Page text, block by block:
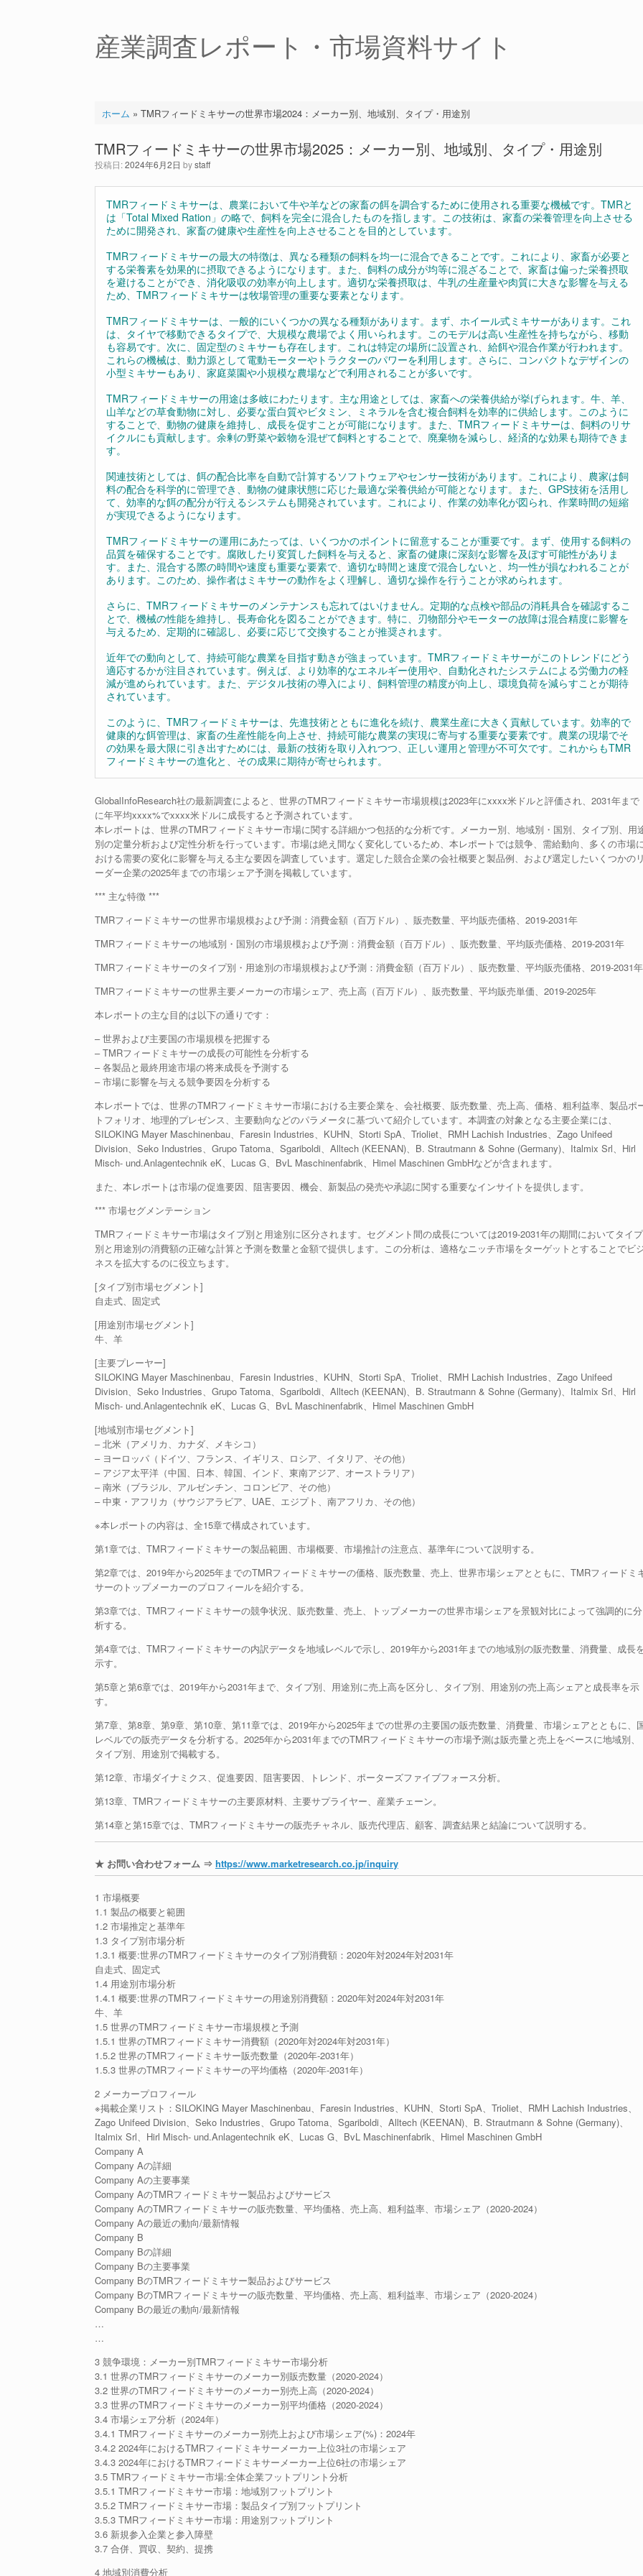
産業調査レポート・市場資料サイト
ホーム » TMRフィードミキサーの世界市場2024：メーカー別、地域別、タイプ・用途別
TMRフィードミキサーの世界市場2025：メーカー別、地域別、タイプ・用途別
投稿日:2024年6月2日 bystaff
TMRフィードミキサーは、農業において牛や羊などの家畜の餌を調合するために使用される重要な機械です。TMRと
は「Total Mixed Ration」の略で、飼料を完全に混合したものを指します。この技術は、家畜の栄養管理を向上させる
ために開発され、家畜の健康や生産性を向上させることを目的としています。
TMRフィードミキサーの最大の特徴は、異なる種類の飼料を均一に混合できることです。これにより、家畜が必要と
する栄養素を効果的に摂取できるようになります。また、飼料の成分が均等に混ざることで、家畜は偏った栄養摂取
を避けることができ、消化吸収の効率が向上します。適切な栄養摂取は、牛乳の生産量や肉質に大きな影響を与える
ため、TMRフィードミキサーは牧場管理の重要な要素となります。
TMRフィードミキサーは、一般的にいくつかの異なる種類があります。まず、ホイール式ミキサーがあります。これ
は、タイヤで移動できるタイプで、大規模な農場でよく用いられます。このモデルは高い生産性を持ちながら、移動
も容易です。次に、固定型のミキサーも存在します。これは特定の場所に設置され、給餌や混合作業が行われます。
これらの機械は、動力源として電動モーターやトラクターのパワーを利用します。さらに、コンパクトなデザインの
小型ミキサーもあり、家庭菜園や小規模な農場などで利用されることが多いです。
TMRフィードミキサーの用途は多岐にわたります。主な用途としては、家畜への栄養供給が挙げられます。牛、羊、
山羊などの草食動物に対し、必要な蛋白質やビタミン、ミネラルを含む複合飼料を効率的に供給します。このように
することで、動物の健康を維持し、成長を促すことが可能になります。また、TMRフィードミキサーは、飼料のリサ
イクルにも貢献します。余剰の野菜や穀物を混ぜて飼料とすることで、廃棄物を減らし、経済的な効果も期待できま
す。
関連技術としては、餌の配合比率を自動で計算するソフトウェアやセンサー技術があります。これにより、農家は飼
料の配合を科学的に管理でき、動物の健康状態に応じた最適な栄養供給が可能となります。また、GPS技術を活用し
て、効率的な餌の配分が行えるシステムも開発されています。これにより、作業の効率化が図られ、作業時間の短縮
が実現できるようになります。
TMRフィードミキサーの運用にあたっては、いくつかのポイントに留意することが重要です。まず、使用する飼料の
品質を確保することです。腐敗したり変質した飼料を与えると、家畜の健康に深刻な影響を及ぼす可能性がありま
す。また、混合する際の時間や速度も重要な要素で、適切な時間と速度で混合しないと、均一性が損なわれることが
あります。このため、操作者はミキサーの動作をよく理解し、適切な操作を行うことが求められます。
さらに、TMRフィードミキサーのメンテナンスも忘れてはいけません。定期的な点検や部品の消耗具合を確認するこ
とで、機械の性能を維持し、長寿命化を図ることができます。特に、刃物部分やモーターの故障は混合精度に影響を
与えるため、定期的に確認し、必要に応じて交換することが推奨されます。
近年での動向として、持続可能な農業を目指す動きが強まっています。TMRフィードミキサーがこのトレンドにどう
適応するかが注目されています。例えば、より効率的なエネルギー使用や、自動化されたシステムによる労働力の軽
減が進められています。また、デジタル技術の導入により、飼料管理の精度が向上し、環境負荷を減らすことが期待
されています。
このように、TMRフィードミキサーは、先進技術とともに進化を続け、農業生産に大きく貢献しています。効率的で
健康的な餌管理は、家畜の生産性能を向上させ、持続可能な農業の実現に寄与する重要な要素です。農業の現場でそ
の効果を最大限に引き出すためには、最新の技術を取り入れつつ、正しい運用と管理が不可欠です。これからもTMR
フィードミキサーの進化と、その成果に期待が寄せられます。
GlobalInfoResearch社の最新調査によると、世界のTMRフィードミキサー市場規模は2023年にxxxx米ドルと評価され、2031年まで
に年平均xxxx%でxxxx米ドルに成長すると予測されています。
本レポートは、世界のTMRフィードミキサー市場に関する詳細かつ包括的な分析です。メーカー別、地域別・国別、タイプ別、用
別の定量分析および定性分析を行っています。市場は絶え間なく変化しているため、本レポートでは競争、需給動向、多くの市場
おける需要の変化に影響を与える主な要因を調査しています。選定した競合企業の会社概要と製品例、および選定したいくつかの
ーダー企業の2025年までの市場シェア予測を掲載しています。
*** 主な特徴 ***
TMRフィードミキサーの世界市場規模および予測：消費金額（百万ドル）、販売数量、平均販売価格、2019-2031年
TMRフィードミキサーの地域別・国別の市場規模および予測：消費金額（百万ドル）、販売数量、平均販売価格、2019-2031年
TMRフィードミキサーのタイプ別・用途別の市場規模および予測：消費金額（百万ドル）、販売数量、平均販売価格、2019-2031年
TMRフィードミキサーの世界主要メーカーの市場シェア、売上高（百万ドル）、販売数量、平均販売単価、2019-2025年
本レポートの主な目的は以下の通りです：
– 世界および主要国の市場規模を把握する
– TMRフィードミキサーの成長の可能性を分析する
– 各製品と最終用途市場の将来成長を予測する
– 市場に影響を与える競争要因を分析する
本レポートでは、世界のTMRフィードミキサー市場における主要企業を、会社概要、販売数量、売上高、価格、粗利益率、製品ポ
トフォリオ、地理的プレゼンス、主要動向などのパラメータに基づいて紹介しています。本調査の対象となる主要企業には、
SILOKING Mayer Maschinenbau、Faresin Industries、KUHN、Storti SpA、Trioliet、RMH Lachish Industries、Zago Unifeed
Division、Seko Industries、Grupo Tatoma、Sgariboldi、Alltech (KEENAN)、B. Strautmann & Sohne (Germany)、Italmix Srl、Hirl
Misch- und.Anlagentechnik eK、Lucas G、BvL Maschinenfabrik、Himel Maschinen GmbHなどが含まれます。
また、本レポートは市場の促進要因、阻害要因、機会、新製品の発売や承認に関する重要なインサイトを提供します。
*** 市場セグメンテーション
TMRフィードミキサー市場はタイプ別と用途別に区分されます。セグメント間の成長については2019-2031年の期間においてタイプ
別と用途別の消費額の正確な計算と予測を数量と金額で提供します。この分析は、適格なニッチ市場をターゲットとすることでビ
ネスを拡大するのに役立ちます。
[タイプ別市場セグメント]
自走式、固定式
[用途別市場セグメント]
牛、羊
[主要プレーヤー]
SILOKING Mayer Maschinenbau、Faresin Industries、KUHN、Storti SpA、Trioliet、RMH Lachish Industries、Zago Unifeed
Division、Seko Industries、Grupo Tatoma、Sgariboldi、Alltech (KEENAN)、B. Strautmann & Sohne (Germany)、Italmix Srl、Hirl
Misch- und.Anlagentechnik eK、Lucas G、BvL Maschinenfabrik、Himel Maschinen GmbH
[地域別市場セグメント]
– 北米（アメリカ、カナダ、メキシコ）
– ヨーロッパ（ドイツ、フランス、イギリス、ロシア、イタリア、その他）
– アジア太平洋（中国、日本、韓国、インド、東南アジア、オーストラリア）
– 南米（ブラジル、アルゼンチン、コロンビア、その他）
– 中東・アフリカ（サウジアラビア、UAE、エジプト、南アフリカ、その他）
※本レポートの内容は、全15章で構成されています。
第1章では、TMRフィードミキサーの製品範囲、市場概要、市場推計の注意点、基準年について説明する。
第2章では、2019年から2025年までのTMRフィードミキサーの価格、販売数量、売上、世界市場シェアとともに、TMRフィードミ
サーのトップメーカーのプロフィールを紹介する。
第3章では、TMRフィードミキサーの競争状況、販売数量、売上、トップメーカーの世界市場シェアを景観対比によって強調的に分
析する。
第4章では、TMRフィードミキサーの内訳データを地域レベルで示し、2019年から2031年までの地域別の販売数量、消費量、成長
示す。
第5章と第6章では、2019年から2031年まで、タイプ別、用途別に売上高を区分し、タイプ別、用途別の売上高シェアと成長率を示
す。
第7章、第8章、第9章、第10章、第11章では、2019年から2025年までの世界の主要国の販売数量、消費量、市場シェアとともに、
レベルでの販売データを分析する。2025年から2031年までのTMRフィードミキサーの市場予測は販売量と売上をベースに地域別、
タイプ別、用途別で掲載する。
第12章、市場ダイナミクス、促進要因、阻害要因、トレンド、ポーターズファイブフォース分析。
第13章、TMRフィードミキサーの主要原材料、主要サプライヤー、産業チェーン。
第14章と第15章では、TMRフィードミキサーの販売チャネル、販売代理店、顧客、調査結果と結論について説明する。
★ お問い合わせフォーム ⇒ https://www.marketresearch.co.jp/inquiry
1 市場概要
1.1 製品の概要と範囲
1.2 市場推定と基準年
1.3 タイプ別市場分析
1.3.1 概要:世界のTMRフィードミキサーのタイプ別消費額：2020年対2024年対2031年
自走式、固定式
1.4 用途別市場分析
1.4.1 概要:世界のTMRフィードミキサーの用途別消費額：2020年対2024年対2031年
牛、羊
1.5 世界のTMRフィードミキサー市場規模と予測
1.5.1 世界のTMRフィードミキサー消費額（2020年対2024年対2031年）
1.5.2 世界のTMRフィードミキサー販売数量（2020年-2031年）
1.5.3 世界のTMRフィードミキサーの平均価格（2020年-2031年）
2 メーカープロフィール
※掲載企業リスト：SILOKING Mayer Maschinenbau、Faresin Industries、KUHN、Storti SpA、Trioliet、RMH Lachish Industries、
Zago Unifeed Division、Seko Industries、Grupo Tatoma、Sgariboldi、Alltech (KEENAN)、B. Strautmann & Sohne (Germany)、
Italmix Srl、Hirl Misch- und.Anlagentechnik eK、Lucas G、BvL Maschinenfabrik、Himel Maschinen GmbH
Company A
Company Aの詳細
Company Aの主要事業
Company AのTMRフィードミキサー製品およびサービス
Company AのTMRフィードミキサーの販売数量、平均価格、売上高、粗利益率、市場シェア（2020-2024）
Company Aの最近の動向/最新情報
Company B
Company Bの詳細
Company Bの主要事業
Company BのTMRフィードミキサー製品およびサービス
Company BのTMRフィードミキサーの販売数量、平均価格、売上高、粗利益率、市場シェア（2020-2024）
Company Bの最近の動向/最新情報
…
…
3 競争環境：メーカー別TMRフィードミキサー市場分析
3.1 世界のTMRフィードミキサーのメーカー別販売数量（2020-2024）
3.2 世界のTMRフィードミキサーのメーカー別売上高（2020-2024）
3.3 世界のTMRフィードミキサーのメーカー別平均価格（2020-2024）
3.4 市場シェア分析（2024年）
3.4.1 TMRフィードミキサーのメーカー別売上および市場シェア(%)：2024年
3.4.2 2024年におけるTMRフィードミキサーメーカー上位3社の市場シェア
3.4.3 2024年におけるTMRフィードミキサーメーカー上位6社の市場シェア
3.5 TMRフィードミキサー市場:全体企業フットプリント分析
3.5.1 TMRフィードミキサー市場：地域別フットプリント
3.5.2 TMRフィードミキサー市場：製品タイプ別フットプリント
3.5.3 TMRフィードミキサー市場：用途別フットプリント
3.6 新規参入企業と参入障壁
3.7 合併、買収、契約、提携
4 地域別消費分析